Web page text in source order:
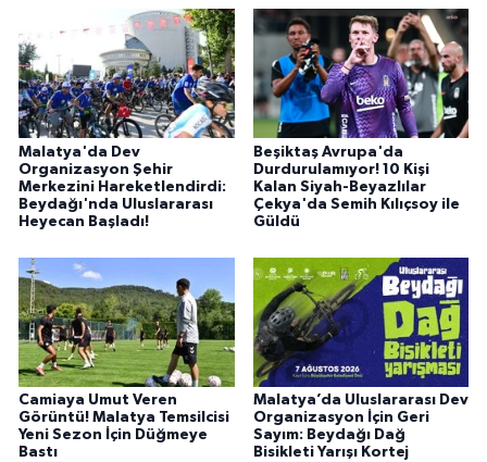
Malatya'da Dev
Organizasyon Şehir
Merkezini Hareketlendirdi:
Beydağı'nda Uluslararası
Heyecan Başladı!
Beşiktaş Avrupa'da
Durdurulamıyor! 10 Kişi
Kalan Siyah-Beyazlılar
Çekya'da Semih Kılıçsoy ile
Güldü
Camiaya Umut Veren
Görüntü! Malatya Temsilcisi
Yeni Sezon İçin Düğmeye
Bastı
Malatya’da Uluslararası Dev
Organizasyon İçin Geri
Sayım: Beydağı Dağ
Bisikleti Yarışı Kortej